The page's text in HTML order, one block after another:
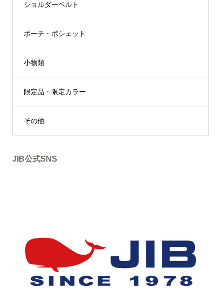
ショルダーベルト
ポーチ・ポシェット
小物類
限定品・限定カラー
その他
JIB公式SNS